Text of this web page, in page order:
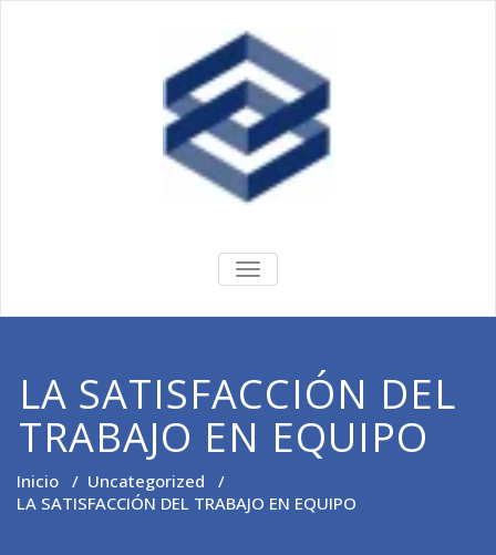
Empresarial
Servicio a empresas
ALTERNAR
LA
LA SATISFACCIÓN DEL
TRABAJO EN EQUIPO
Inicio / Uncategorized /
LA SATISFACCIÓN DEL TRABAJO EN EQUIPO